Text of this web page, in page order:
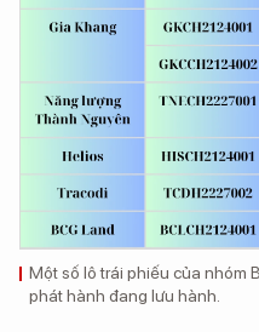
Một số lô trái phiếu của nhóm
phát hành đang lưu hành.